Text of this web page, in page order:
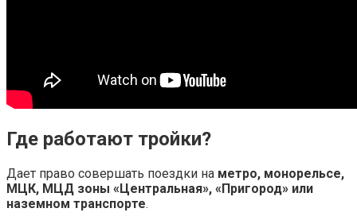
Где работают тройки?
Дает право совершать поездки на метро, монорельсе,
МЦК, МЦД зоны «Центральная», «Пригород» или
наземном транспорте.